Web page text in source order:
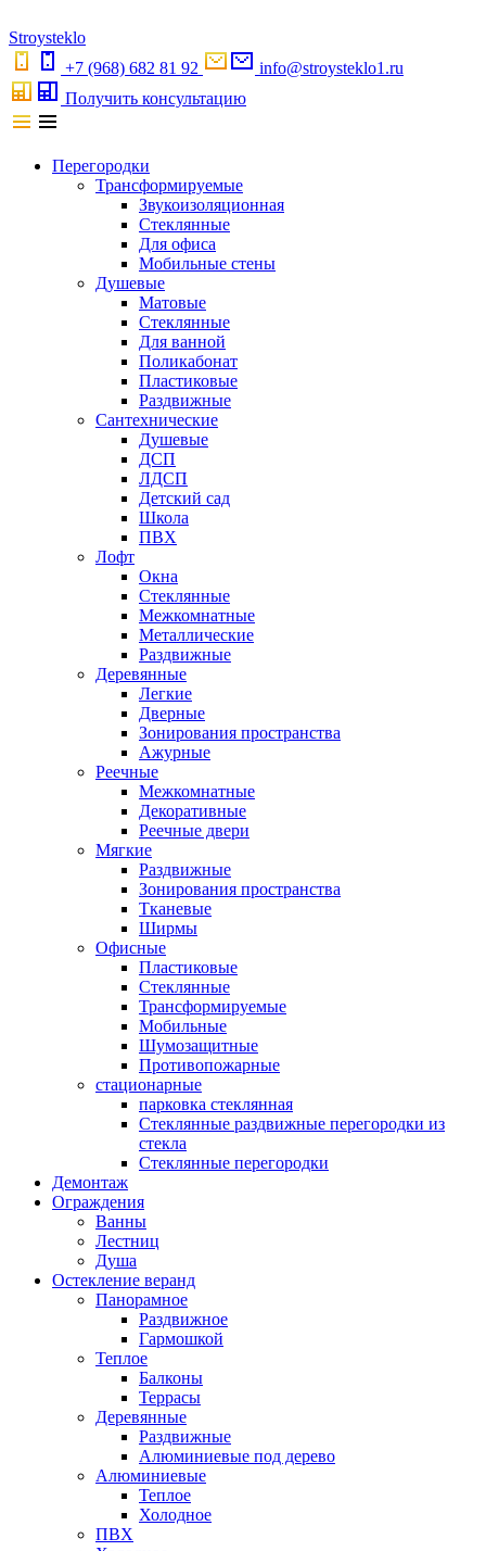
Stroysteklo
+7 (968) 682 81 92
info@stroysteklo1.ru
Получить консультацию
Перегородки
Трансформируемые
Звукоизоляционная
Стеклянные
Для офиса
Мобильные стены
Душевые
Матовые
Стеклянные
Для ванной
Поликабонат
Пластиковые
Раздвижные
Сантехнические
Душевые
ДСП
ЛДСП
Детский сад
Школа
ПВХ
Лофт
Окна
Стеклянные
Межкомнатные
Металлические
Раздвижные
Деревянные
Легкие
Дверные
Зонирования пространства
Ажурные
Реечные
Межкомнатные
Декоративные
Реечные двери
Мягкие
Раздвижные
Зонирования пространства
Тканевые
Ширмы
Офисные
Пластиковые
Стеклянные
Трансформируемые
Мобильные
Шумозащитные
Противопожарные
стационарные
парковка стеклянная
Стеклянные раздвижные перегородки из
стекла
Стеклянные перегородки
Демонтаж
Ограждения
Ванны
Лестниц
Душа
Остекление веранд
Панорамное
Раздвижное
Гармошкой
Теплое
Балконы
Террасы
Деревянные
Раздвижные
Алюминиевые под дерево
Алюминиевые
Теплое
Холодное
ПВХ